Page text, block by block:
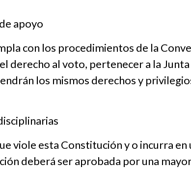
apoyo
con los procedimientos de la
derecho al voto, pertenecer a la
los mismos derechos y
viole esta Constitución y o incurra
deberá ser aprobada por una